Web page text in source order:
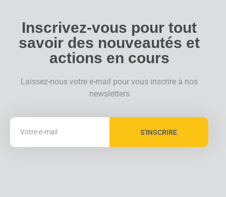
Inscrivez-vous pour tout
savoir des nouveautés et
actions en cours
Laissez-nous votre e-mail pour vous inscrire à nos
newsletters
S'INSCRIRE